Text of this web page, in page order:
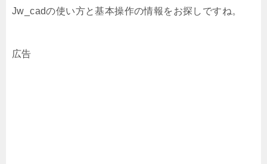
Jw_cadの使い方と基本操作の情報をお探しですね。
広告